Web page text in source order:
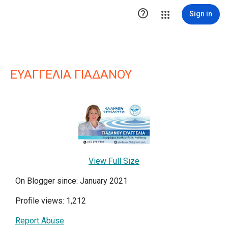
 Sign in
ΕΥΑΓΓΕΛΙΑ ΓΙΑΔΑΝΟΥ
View Full Size
On Blogger since: January 2021
Profile views: 1,212
Report Abuse